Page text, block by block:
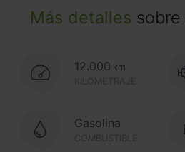
Más detalles
12.000 km
KILOMETRAJE
Gasolina
COMBUSTIBLE